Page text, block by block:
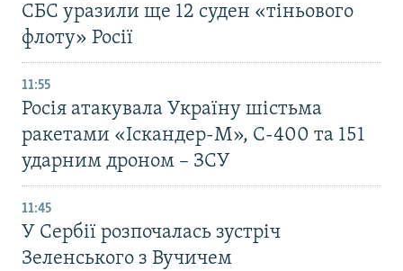
СБС уразили ще 12 суден «тіньового
флоту» Росії
11:55
Росія атакувала Україну шістьма
ракетами «Іскандер-М», С-400 та 151
ударним дроном – ЗСУ
11:45
У Сербії розпочалась зустріч
Зеленського з Вучичем